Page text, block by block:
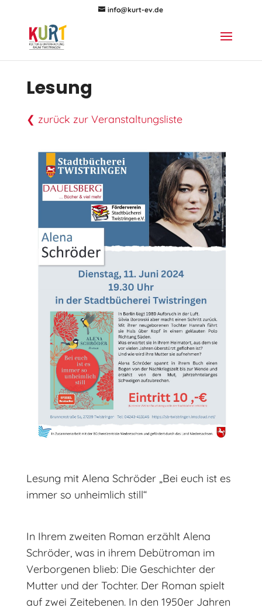
info@kurt-ev.de
Lesung
❮ zurück zur Veranstaltungsliste
Lesung mit Alena Schröder „Bei euch ist es
immer so unheimlich still“
In Ihrem zweiten Roman erzählt Alena
Schröder, was in ihrem Debütroman im
Verborgenen blieb: Die Geschichter der
Mutter und der Tochter. Der Roman spielt
auf zwei Zeitebenen. In den 1950er Jahren